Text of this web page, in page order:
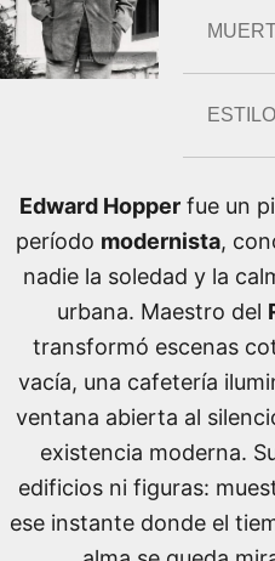
Edward Hopper fue un
período modernista,
nadie la soledad y la
urbana. Maestro del
transformó escenas
vacía, una cafetería
ventana abierta al
existencia moderna.
edificios ni figuras:
ese instante donde el